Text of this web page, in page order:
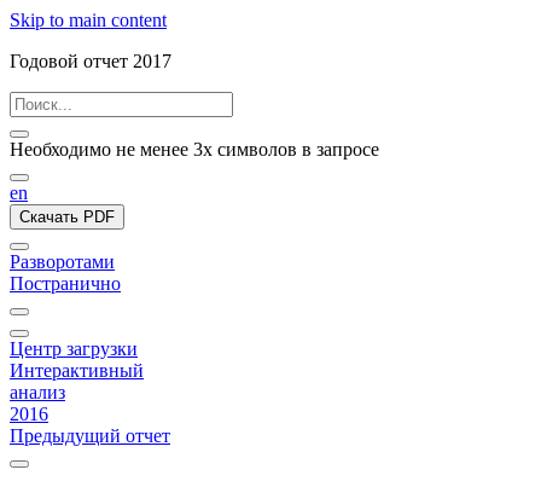
Skip to main content
Годовой отчет 2017
Необходимо не менее 3х символов в запросе
en
Скачать PDF
Разворотами
Постранично
Центр загрузки
Интерактивный
анализ
2016
Предыдущий отчет